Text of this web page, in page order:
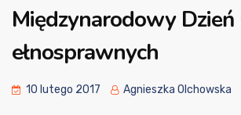
Międzynarodowy
ełnosprawnych
10 lutego 2017 Agnieszka Olchowska